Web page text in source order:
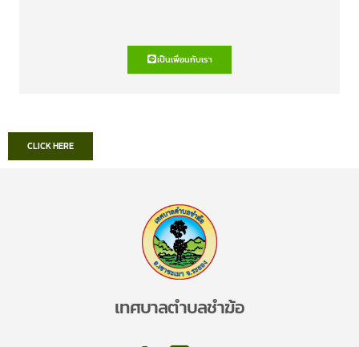
เป็นเพื่อนกับเรา
CLICK HERE
เทศบาลตำบลชำฆ้อ